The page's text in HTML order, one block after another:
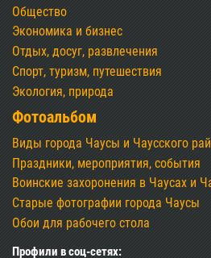
Общество
Экономика и бизнес
Отдых, досуг, развлечения
Спорт, туризм, путешествия
Экология, природа
Фотоальбом
Виды города Чаусы и Чаусского
Праздники, мероприятия, события
Воинские захоронения в Чаусах и
Старые фотографии города Чаусы
Обои для рабочего стола
Профили в соц-сетях: